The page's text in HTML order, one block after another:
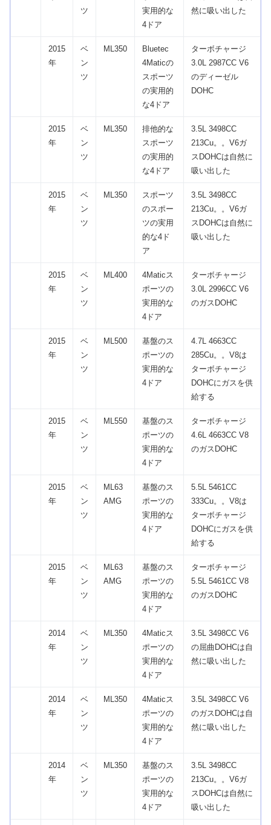
ツ
実用的な
4ドア
然に吸い出した
2015
年
ベ
ン
ツ
ML350
Bluetec
4Maticの
スポーツ
の実用的
な4ドア
ターボチャージ
3.0L 2987CC V6
のディーゼル
DOHC
2015
年
ベ
ン
ツ
ML350
排他的な
スポーツ
の実用的
な4ドア
3.5L 3498CC
213Cu。。V6ガ
スDOHCは自然に
吸い出した
2015
年
ベ
ン
ツ
ML350
スポーツ
のスポー
ツの実用
的な4ド
ア
3.5L 3498CC
213Cu。。V6ガ
スDOHCは自然に
吸い出した
2015
年
ベ
ン
ツ
ML400
4Maticス
ポーツの
実用的な
4ドア
ターボチャージ
3.0L 2996CC V6
のガスDOHC
2015
年
ベ
ン
ツ
ML500
基盤のス
ポーツの
実用的な
4ドア
4.7L 4663CC
285Cu。。V8は
ターボチャージ
DOHCにガスを供
給する
2015
年
ベ
ン
ツ
ML550
基盤のス
ポーツの
実用的な
4ドア
ターボチャージ
4.6L 4663CC V8
のガスDOHC
2015
年
ベ
ン
ツ
ML63
AMG
基盤のス
ポーツの
実用的な
4ドア
5.5L 5461CC
333Cu。。V8は
ターボチャージ
DOHCにガスを供
給する
2015
年
ベ
ン
ツ
ML63
AMG
基盤のス
ポーツの
実用的な
4ドア
ターボチャージ
5.5L 5461CC V8
のガスDOHC
2014
年
ベ
ン
ツ
ML350
4Maticス
ポーツの
実用的な
4ドア
3.5L 3498CC V6
の屈曲DOHCは自
然に吸い出した
2014
年
ベ
ン
ツ
ML350
4Maticス
ポーツの
実用的な
4ドア
3.5L 3498CC V6
のガスDOHCは自
然に吸い出した
2014
年
ベ
ン
ツ
ML350
基盤のス
ポーツの
実用的な
4ドア
3.5L 3498CC
213Cu。。V6ガ
スDOHCは自然に
吸い出した